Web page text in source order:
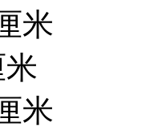
米
米